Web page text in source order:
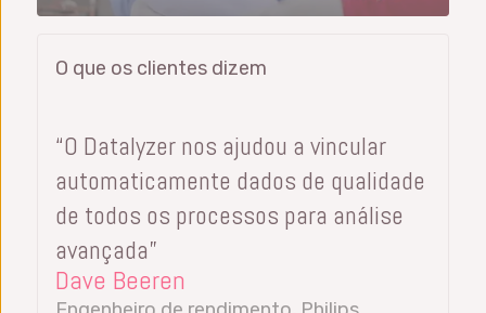
O que os clientes dizem
“O Datalyzer nos ajudou a vincular
automaticamente dados de qualidade
de todos os processos para análise
avançada”
Dave Beeren